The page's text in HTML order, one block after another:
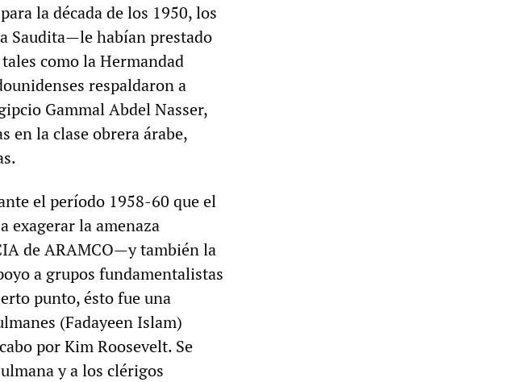
la década de los 1950, los
Saudita—le habían prestado
como la Hermandad
respaldaron a
Gammal Abdel Nasser,
en la clase obrera árabe,
el período 1958-60 que el
exagerar la amenaza
de ARAMCO—y también la
a grupos fundamentalistas
punto, ésto fue una
(Fadayeen Islam)
por Kim Roosevelt. Se
y a los clérigos